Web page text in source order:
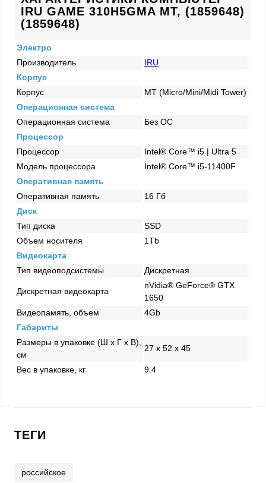
IRU GAME 310H5GMA MT, (1859648)
(1859648)
Электро
Производитель
IRU
Корпус
Корпус
MT (Micro/Mini/Midi Tower)
Операционная система
Операционная система
Без ОС
Процессор
Процессор
Intel® Core™ i5 | Ultra 5
Модель процессора
Intel® Core™ i5-11400F
Оперативная память
Оперативная память
16 Гб
Диск
Тип диска
SSD
Объем носителя
1Tb
Видеокарта
Тип видеоподсистемы
Дискретная
Дискретная видеокарта
nVidia® GeForce® GTX
1650
Видеопамять, объем
4Gb
Габариты
Размеры в упаковке (Ш x Г x В),
см
27 x 52 x 45
Вес в упаковке, кг 9.4
ТЕГИ
российское